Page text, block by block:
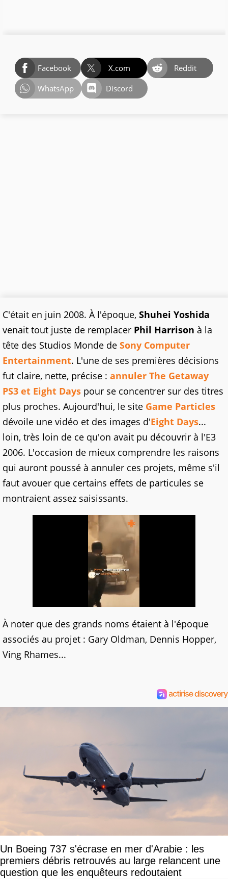
Facebook X.com
Reddit
WhatsApp
Discord
C'était en juin 2008. À l'époque, Shuhei Yoshida
venait tout juste de remplacer Phil Harrison à la
tête des Studios Monde de Sony Computer
Entertainment. L'une de ses premières décisions
fut claire, nette, précise : annuler The Getaway
PS3 et Eight Days pour se concentrer sur des titres
plus proches. Aujourd'hui, le site Game Particles
dévoile une vidéo et des images d'Eight Days...
loin, très loin de ce qu'on avait pu découvrir à l'E3
2006. L'occasion de mieux comprendre les raisons
qui auront poussé à annuler ces projets, même s'il
faut avouer que certains effets de particules se
montraient assez saisissants.
À noter que des grands noms étaient à l'époque
associés au projet : Gary Oldman, Dennis Hopper,
Ving Rhames...
Un Boeing 737 s'écrase en mer d'Arabie : les
premiers débris retrouvés au large relancent une
question que les enquêteurs redoutaient